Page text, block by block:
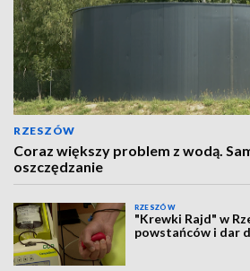
RZESZÓW
Coraz większy problem z wodą.
oszczędzanie
RZESZÓW
"Krewki Rajd" w
powstańców i dar